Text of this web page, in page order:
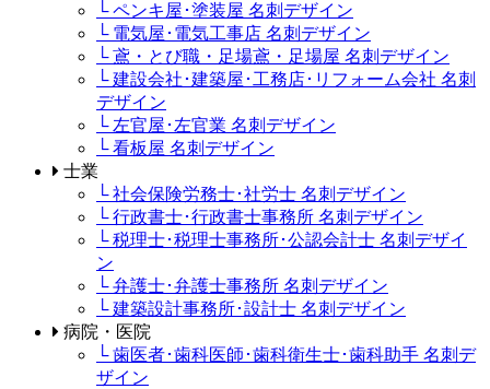
└ ペンキ屋･塗装屋 名刺デザイン
└ 電気屋･電気工事店 名刺デザイン
└ 鳶・とび職・足場鳶・足場屋 名刺デザイン
└ 建設会社･建築屋･工務店･リフォーム会社 名刺
デザイン
└ 左官屋･左官業 名刺デザイン
└ 看板屋 名刺デザイン
士業
└ 社会保険労務士･社労士 名刺デザイン
└ 行政書士･行政書士事務所 名刺デザイン
└ 税理士･税理士事務所･公認会計士 名刺デザイ
ン
└ 弁護士･弁護士事務所 名刺デザイン
└ 建築設計事務所･設計士 名刺デザイン
病院・医院
└ 歯医者･歯科医師･歯科衛生士･歯科助手 名刺デ
ザイン